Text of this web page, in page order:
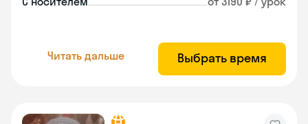
Читать дальше Выбрать время